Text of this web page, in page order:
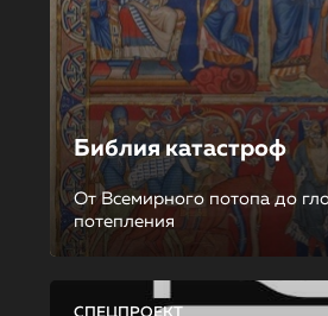
Библия катастроф
От Всемирного потопа до
потепления